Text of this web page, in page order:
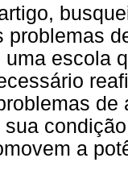
problemas
uma escola
a